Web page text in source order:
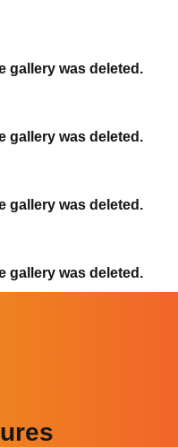
gallery was deleted.
gallery was deleted.
gallery was deleted.
gallery was deleted.